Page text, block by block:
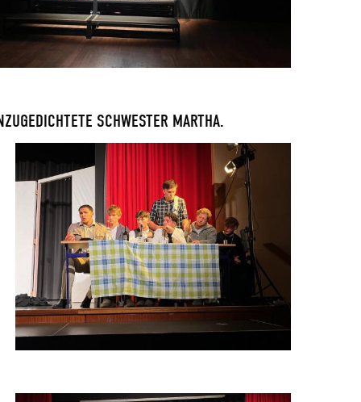
SCHWESTER MARTHA.